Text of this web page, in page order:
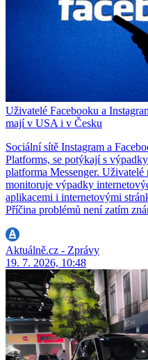
Uživatelé Facebooku a
mají v USA i v Česku
Sociální sítě Instagram a
Platforms, se potýkají s
platforma Messenger.
monitoruje výpadky
aplikacemi i internetovými
Příčina problémů není zatím
Aktuálně.cz - Zprávy
19. 7. 2026, 10:48